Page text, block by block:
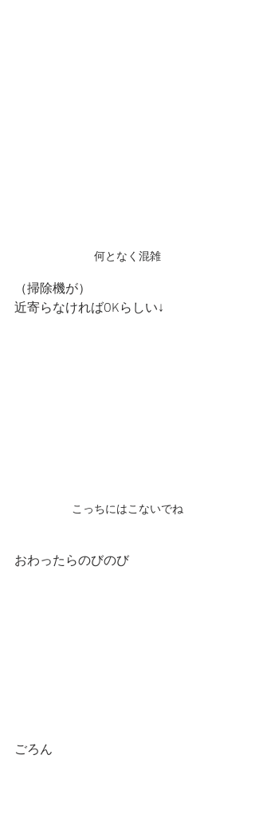
何となく混雑
（掃除機が）
近寄らなければOKらしい↓
こっちにはこないでね
おわったらのびのび
ごろん